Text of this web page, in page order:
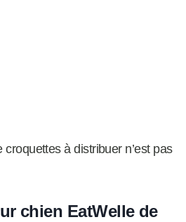
à distribuer n’est pas
chien EatWelle de